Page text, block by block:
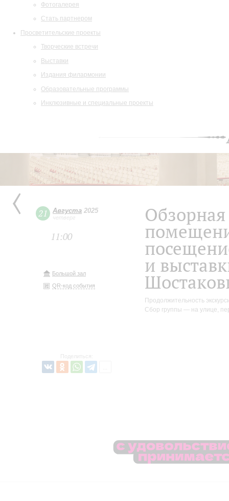
Фотогалерея
Стать партнером
Просветительские проекты
Творческие встречи
Выставки
Издания филармонии
Образовательные программы
Инклюзивные и специальные проекты
21 Августа 2025
четверг
11:00
Большой зал
QR-код события
Поделиться:
и
Продолжительность
Сбор группы — на улице,